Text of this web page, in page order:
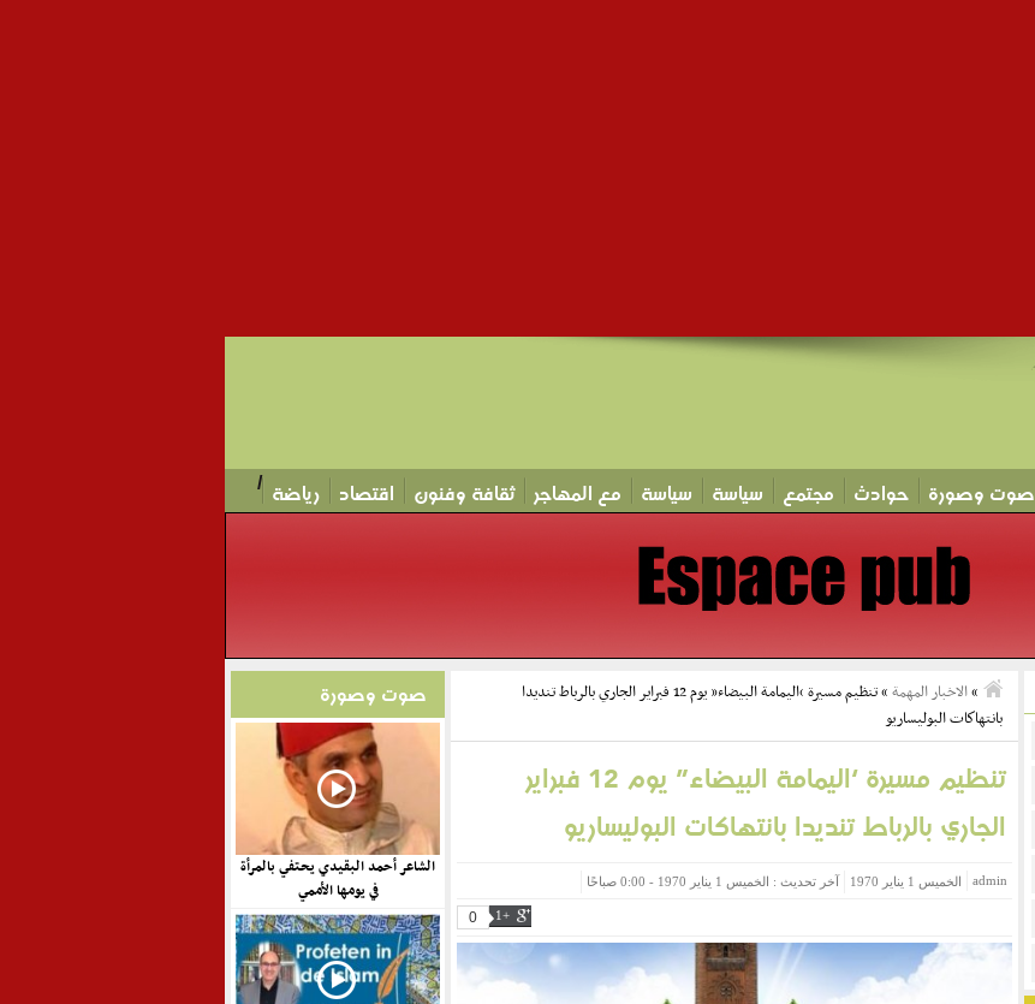
صوت وصورة حوادث مجتمع سياسة سياسة مع المهاجر ثقافة وفنون اقتصاد رياضة /
»الاخبار المهمة»
تنظيم مسيرة ‘اليمامة البيضاء” يوم 12 فبراير الجاري بالرباط تنديدا
بانتهاكات البوليساريو
تنظيم مسيرة ‘اليمامة البيضاء” يوم 12 فبراير
الجاري بالرباط تنديدا بانتهاكات البوليساريو
admin الخميس 1 يناير 1970 آخر تحديث : الخميس 1 يناير 1970 - 0:00 صباحًا
0 +1
صوت وصورة
الشاعر أحمد البقيدي يحتفي بالمرأة
في يومها الأممي